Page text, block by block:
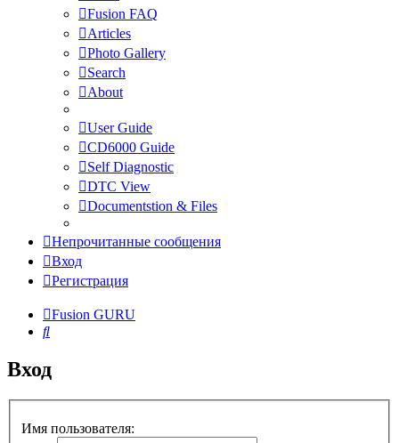
Fusion FAQ
Articles
Photo Gallery
Search
About
User Guide
CD6000 Guide
Self Diagnostic
DTC View
Documentstion & Files
Непрочитанные сообщения
Вход
Регистрация
Fusion GURU
Поиск
Вход
Имя пользователя: